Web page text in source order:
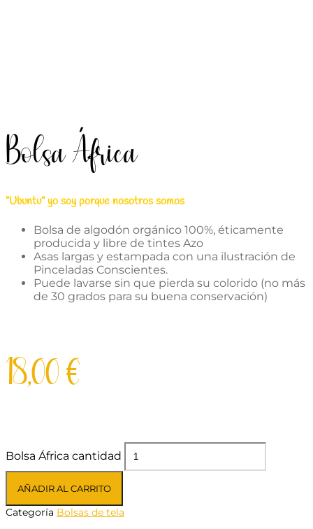
Bolsa África
“Ubuntu” yo soy porque nosotros somos
Bolsa de algodón orgánico 100%, éticamente
producida y libre de tintes Azo
Asas largas y estampada con una ilustración de
Pinceladas Conscientes.
Puede lavarse sin que pierda su colorido (no más
de 30 grados para su buena conservación)
18,00€
Bolsa África cantidad
AÑADIR AL CARRITO
Categoría Bolsas de tela